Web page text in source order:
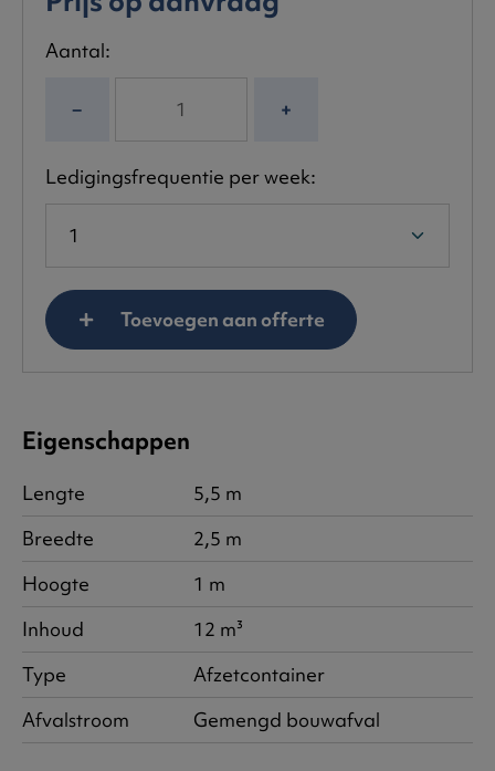
Aantal:
− +
Ledigingsfrequentie per week:
Toevoegen aan offerte
Eigenschappen
Lengte
5,5 m
Breedte
2,5 m
Hoogte
1 m
Inhoud
12 m³
Type
Afzetcontainer
Afvalstroom
Gemengd bouwafval